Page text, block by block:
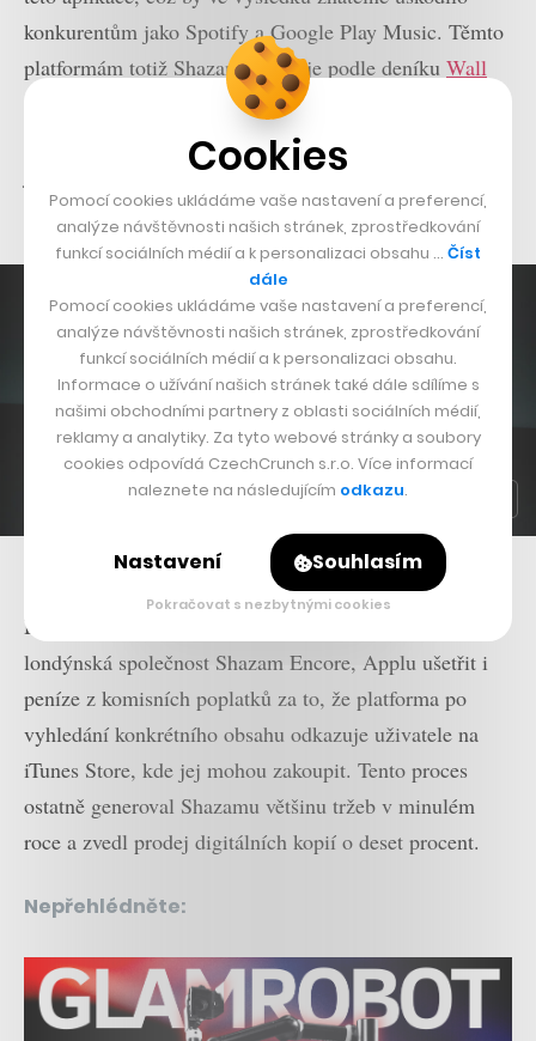
konkurentům jako Spotify a Google Play Music. Těmto
platformám totiž Shazam generuje podle deníku Wall
Street Journal
miliony odkazů denně a odstavením
aplikace jako takové by mohl cupertinský gigant udělat
jeden z důležitých kroků pro svou dominanci v oblasti
streamingu.
Šéf Applu Tim Cook
Do budoucna má koupě Shazamu, kterou vyvinula
londýnská společnost Shazam Encore, Applu ušetřit i
peníze z komisních poplatků za to, že platforma po
vyhledání konkrétního obsahu odkazuje uživatele na
iTunes Store, kde jej mohou zakoupit. Tento proces
ostatně generoval Shazamu většinu tržeb v minulém
roce a zvedl prodej digitálních kopií o deset procent.
Nepřehlédněte:
Cookies
Pomocí cookies ukládáme vaše nastavení a preferencí,
analýze návštěvnosti našich stránek, zprostředkování
funkcí sociálních médií a k personalizaci obsahu … Číst
dále
Pomocí cookies ukládáme vaše nastavení a preferencí,
analýze návštěvnosti našich stránek, zprostředkování
funkcí sociálních médií a k personalizaci obsahu.
Informace o užívání našich stránek také dále sdílíme s
našimi obchodními partnery z oblasti sociálních médií,
reklamy a analytiky. Za tyto webové stránky a soubory
cookies odpovídá CzechCrunch s.r.o. Více informací
naleznete na následujícím odkazu.
Nastavení Souhlasím
Pokračovat s nezbytnými cookies